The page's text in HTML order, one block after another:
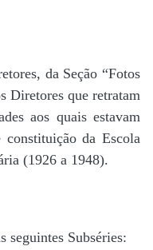
da Seção “Fotos
Diretores que retratam
aos quais estavam
da Escola
(1926 a 1948).
seguintes Subséries: